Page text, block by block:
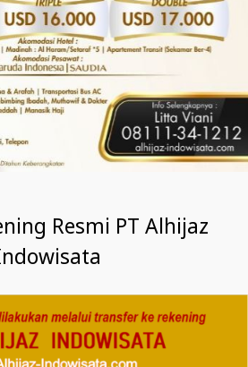
Resmi PT Alhijaz